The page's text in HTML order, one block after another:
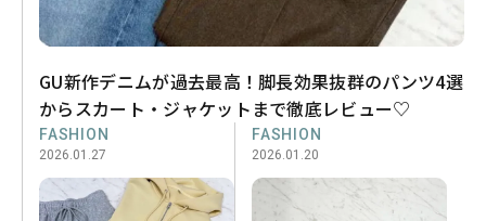
GU新作デニムが過去最高！脚長効果抜群のパンツ4選
からスカート・ジャケットまで徹底レビュー♡
FASHION
2026.01.27
FASHION
2026.01.20